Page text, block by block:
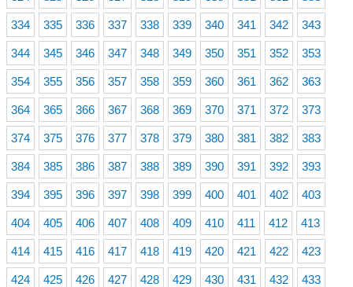
334 335 336 337 338 339 340 341 342 343
344 345 346 347 348 349 350 351 352 353
354 355 356 357 358 359 360 361 362 363
364 365 366 367 368 369 370 371 372 373
374 375 376 377 378 379 380 381 382 383
384 385 386 387 388 389 390 391 392 393
394 395 396 397 398 399 400 401 402 403
404 405 406 407 408 409 410 411 412 413
414 415 416 417 418 419 420 421 422 423
424 425 426 427 428 429 430 431 432 433